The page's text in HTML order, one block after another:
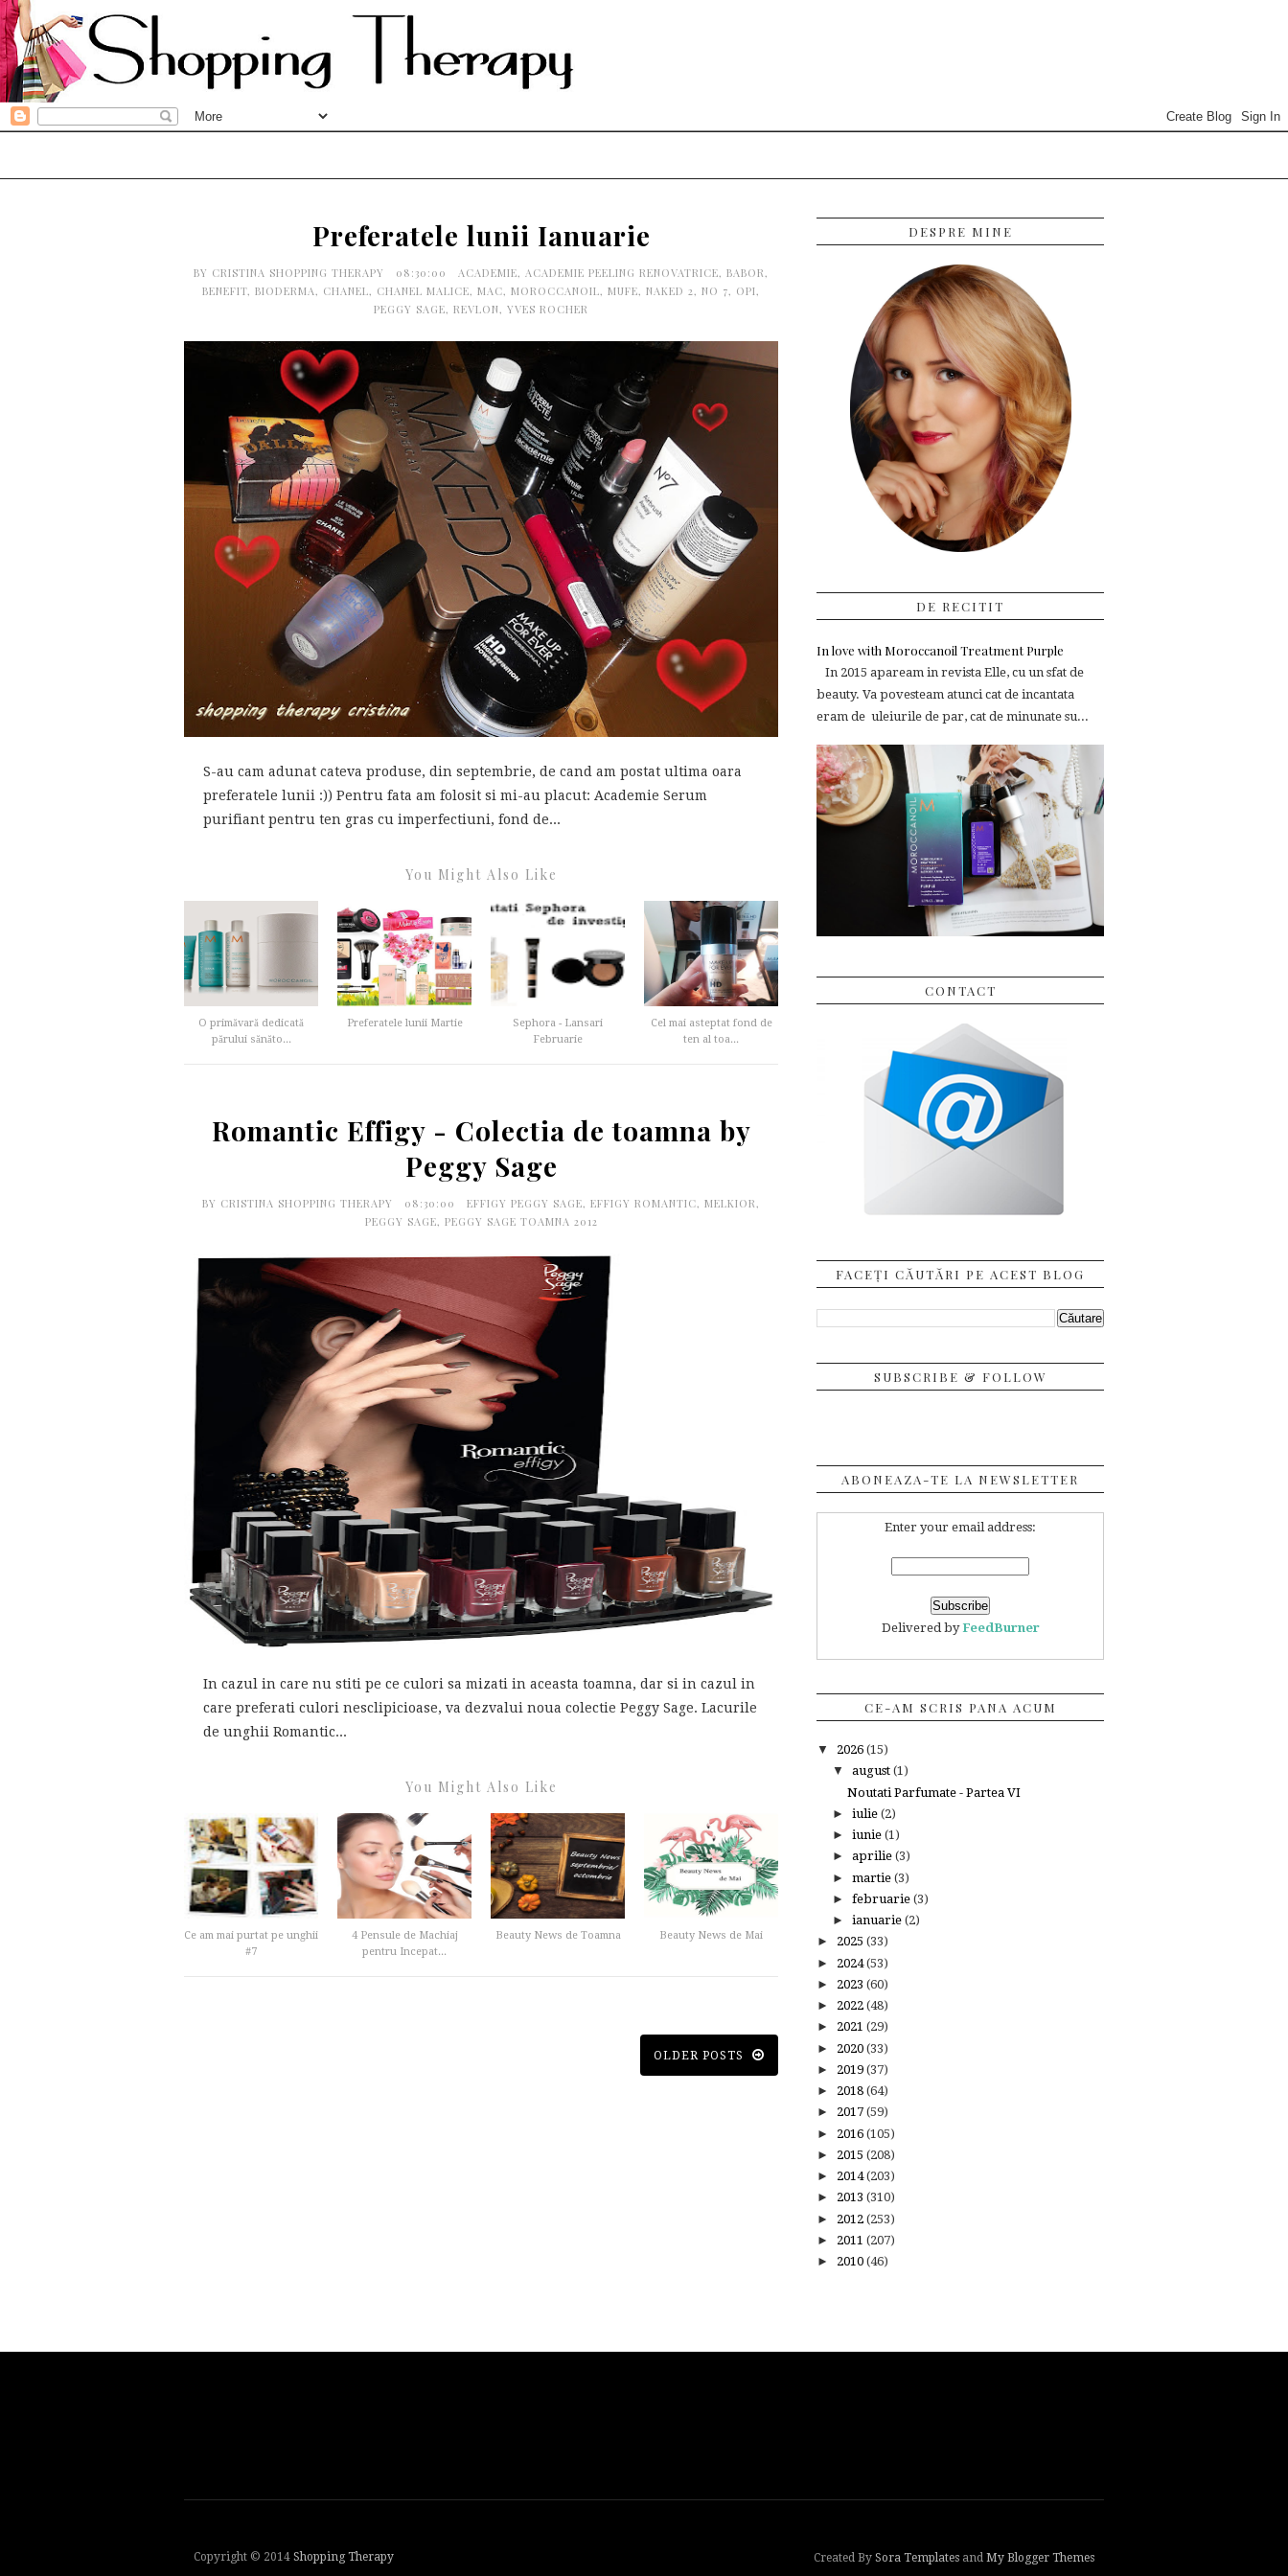
Preferatele lunii Ianuarie
BY CRISTINA SHOPPING THERAPY 08:30:00 ACADEMIE, ACADEMIE PEELING RENOVATRICE, BABOR,
BENEFIT, BIODERMA, CHANEL, CHANEL MALICE, MAC, MOROCCANOIL, MUFE, NAKED 2, NO 7, OPI,
PEGGY SAGE, REVLON, YVES ROCHER
S-au cam adunat cateva produse, din septembrie, de cand am postat ultima oara
preferatele lunii :)) Pentru fata am folosit si mi-au placut: Academie Serum
purifiant pentru ten gras cu imperfectiuni, fond de...
You Might Also Like
O primăvară dedicată
părului sănăto...
Preferatele lunii Martie
Sephora - Lansari
Februarie
Cel mai asteptat fond de
ten al toa...
Romantic Effigy - Colectia de toamna by
Peggy Sage
BY CRISTINA SHOPPING THERAPY 08:30:00 EFFIGY PEGGY SAGE, EFFIGY ROMANTIC, MELKIOR,
PEGGY SAGE, PEGGY SAGE TOAMNA 2012
In cazul in care nu stiti pe ce culori sa mizati in aceasta toamna, dar si in cazul in
care preferati culori nesclipicioase, va dezvalui noua colectie Peggy Sage. Lacurile
de unghii Romantic...
You Might Also Like
Ce am mai purtat pe unghii
#7
4 Pensule de Machiaj
pentru Incepat...
Beauty News de Toamna Beauty News de Mai
OLDER POSTS
DESPRE MINE
DE RECITIT
In love with Moroccanoil Treatment Purple
In 2015 apaream in revista Elle, cu un sfat de
beauty. Va povesteam atunci cat de incantata
eram de uleiurile de par, cat de minunate su...
CONTACT
FACEȚI CĂUTĂRI PE ACEST BLOG
SUBSCRIBE & FOLLOW
ABONEAZA-TE LA NEWSLETTER
Enter your email address:
Delivered byFeedBurner
CE-AM SCRIS PANA ACUM
▼ 2026 (15)
▼ august (1)
Noutati Parfumate - Partea VI
► iulie (2)
► iunie (1)
► aprilie (3)
► martie (3)
► februarie (3)
► ianuarie (2)
► 2025 (33)
► 2024(53)
► 2023 (60)
► 2022 (48)
► 2021 (29)
► 2020 (33)
► 2019 (37)
► 2018 (64)
► 2017 (59)
► 2016 (105)
► 2015 (208)
► 2014(203)
► 2013 (310)
► 2012 (253)
► 2011 (207)
► 2010 (46)
Copyright © 2014 Shopping Therapy Created By Sora Templates and My Blogger Themes